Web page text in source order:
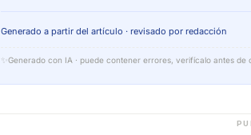
Generado a partir del artículo · revisado por redacción
✨ Generado con IA · puede contener errores, verifícalo antes de